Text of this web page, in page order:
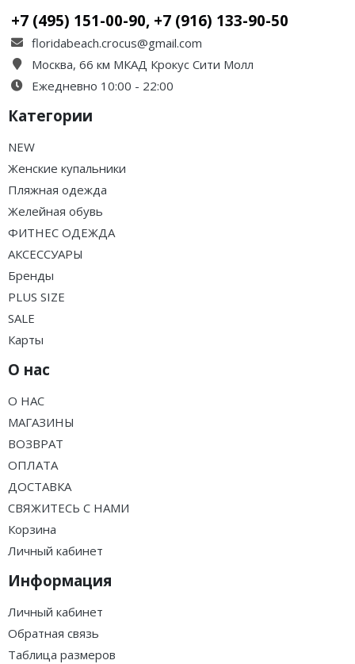
+7 (495) 151-00-90, +7 (916) 133-90-50
floridabeach.crocus@gmail.com
Москва, 66 км МКАД Крокус Сити Молл
Ежедневно 10:00 - 22:00
Категории
NEW
Женские купальники
Пляжная одежда
Желейная обувь
ФИТНЕС ОДЕЖДА
АКСЕССУАРЫ
Бренды
PLUS SIZE
SALE
Карты
О нас
О НАС
МАГАЗИНЫ
ВОЗВРАТ
ОПЛАТА
ДОСТАВКА
СВЯЖИТЕСЬ С НАМИ
Корзина
Личный кабинет
Информация
Личный кабинет
Обратная связь
Таблица размеров